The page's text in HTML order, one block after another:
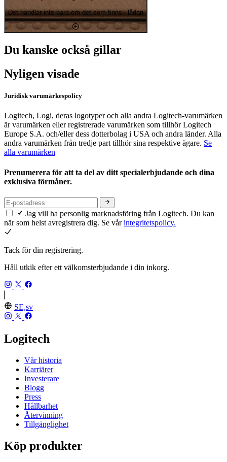
Det handlar inte bara om det som finns i lådan
Du kanske också gillar
Nyligen visade
Juridisk varumärkespolicy
Logitech, Logi, deras logotyper och alla andra Logitech-varumärken
är varumärken eller registrerade varumärken som tillhör Logitech
Europe S.A. och/eller dess dotterbolag i USA och andra länder. Alla
andra varumärken från tredje part tillhör sina respektive ägare. Se
alla varumärken
Prenumerera för att ta del av ditt specialerbjudande och dina
exklusiva förmåner.
Jag vill ha personlig marknadsföring från Logitech. Du kan
när som helst avregistrera dig. Se vårintegritetspolicy.
Tack för din registrering.
Håll utkik efter ett välkomsterbjudande i din inkorg.
SE,sv
Logitech
Vår historia
Karriärer
Investerare
Blogg
Press
Hållbarhet
Återvinning
Tillgänglighet
Köp produkter